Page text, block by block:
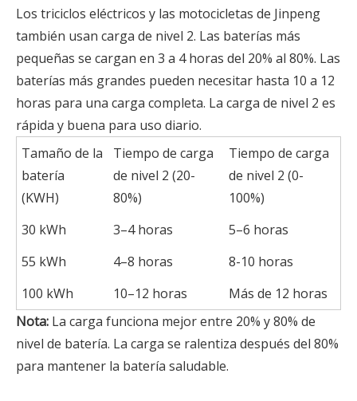
Los triciclos eléctricos y las motocicletas de Jinpeng
también usan carga de nivel 2. Las baterías más
pequeñas se cargan en 3 a 4 horas del 20% al 80%. Las
baterías más grandes pueden necesitar hasta 10 a 12
horas para una carga completa. La carga de nivel 2 es
rápida y buena para uso diario.
Tamaño de la
batería
(KWH)
Tiempo de carga
de nivel 2 (20-
80%)
Tiempo de carga
de nivel 2 (0-
100%)
30 kWh
3–4 horas
5–6 horas
55 kWh
4–8 horas
8-10 horas
100 kWh
10–12 horas
Más de 12 horas
Nota: La carga funciona mejor entre 20% y 80% de
nivel de batería. La carga se ralentiza después del 80%
para mantener la batería saludable.